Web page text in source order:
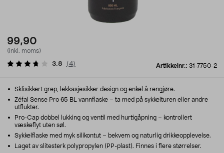
99,90
(inkl. moms)
Artikkelnr.: 31-7750-2
3.8 (4)
Sklisikkert grep, lekkasjesikker design og enkel å rengjøre.
Zéfal Sense Pro 65 BL vannflaske – ta med på sykkelturen eller andre
utflukter.
Pro-Cap dobbel lukking og ventil med hurtigåpning – kontrollert
væskeflyt uten søl.
Sykkelflaske med myk silikontut – bekvem og naturlig drikkeopplevelse.
Laget av slitesterk polypropylen (PP-plast). Finnes i flere størrelser.